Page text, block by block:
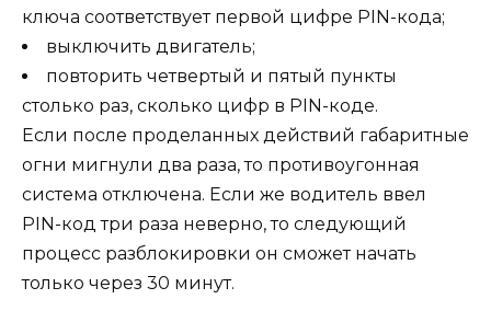
ключа соответствует первой цифре PIN-кода;
выключить двигатель;
повторить четвертый и пятый пункты
столько раз, сколько цифр в PIN-коде.
Если после проделанных действий габаритные
огни мигнули два раза, то противоугонная
система отключена. Если же водитель ввел
PIN-код три раза неверно, то следующий
процесс разблокировки он сможет начать
только через 30 минут.